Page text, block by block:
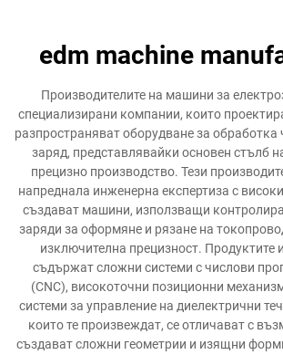
edm machine
Производителите на машини за
специализирани компании, които
разпространяват оборудване за обработка
заряд, представлявайки основен стълб
прецизно производство. Тези
напреднала инженерна експертиза с
създават машини, използващи
заряди за оформяне и рязане на
изключителна прецизност. Продуктите
съдържат сложни системи с числови
(CNC), високоточни позиционни
системи за управление на диелектрични
които те произвеждат, се отличават с
създават сложни геометрии и изящни